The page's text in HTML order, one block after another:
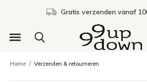
Gratis verzenden vanaf
Home Verzenden & retourneren